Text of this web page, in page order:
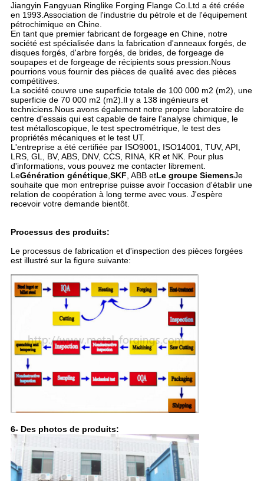
Jiangyin Fangyuan Ringlike Forging Flange Co.Ltd a été créée
en 1993.Association de l'industrie du pétrole et de l'équipement
pétrochimique en Chine.
En tant que premier fabricant de forgeage en Chine, notre
société est spécialisée dans la fabrication d'anneaux forgés, de
disques forgés, d'arbre forgés, de brides, de forgeage de
soupapes et de forgeage de récipients sous pression.Nous
pourrions vous fournir des pièces de qualité avec des pièces
compétitives.
La société couvre une superficie totale de 100 000 m2 (m2), une
superficie de 70 000 m2 (m2).Il y a 138 ingénieurs et
techniciens.Nous avons également notre propre laboratoire de
centre d'essais qui est capable de faire l'analyse chimique, le
test métalloscopique, le test spectrométrique, le test des
propriétés mécaniques et le test UT.
L'entreprise a été certifiée par ISO9001, ISO14001, TUV, API,
LRS, GL, BV, ABS, DNV, CCS, RINA, KR et NK. Pour plus
d'informations, vous pouvez me contacter librement.
LeGénération génétique,SKF, ABB etLe groupe SiemensJe
souhaite que mon entreprise puisse avoir l'occasion d'établir une
relation de coopération à long terme avec vous. J'espère
recevoir votre demande bientôt.
Processus des produits:
Le processus de fabrication et d'inspection des pièces forgées
est illustré sur la figure suivante:
6- Des photos de produits: